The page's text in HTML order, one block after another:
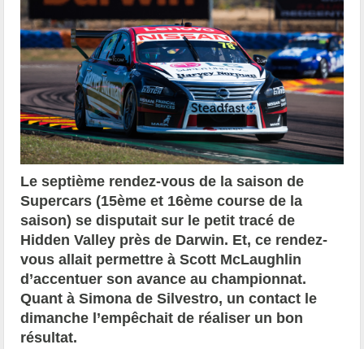
Le septième rendez-vous de la saison de
Supercars (15ème et 16ème course de la
saison) se disputait sur le petit tracé de
Hidden Valley près de Darwin. Et, ce rendez-
vous allait permettre à Scott McLaughlin
d’accentuer son avance au championnat.
Quant à Simona de Silvestro, un contact le
dimanche l’empêchait de réaliser un bon
résultat.